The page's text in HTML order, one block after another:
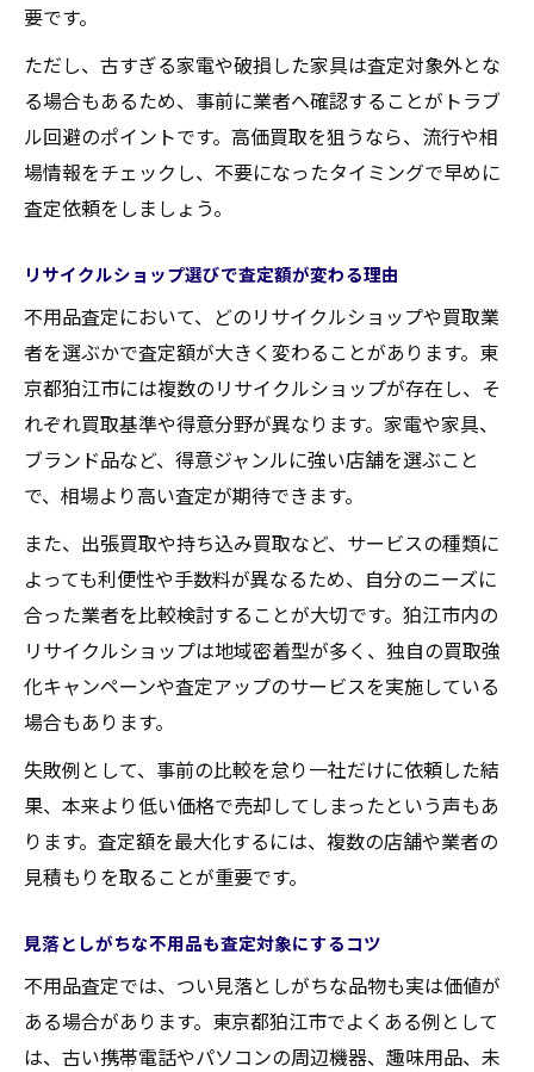
要です。
ただし、古すぎる家電や破損した家具は査定対象外とな
る場合もあるため、事前に業者へ確認することがトラブ
ル回避のポイントです。高価買取を狙うなら、流行や相
場情報をチェックし、不要になったタイミングで早めに
査定依頼をしましょう。
リサイクルショップ選びで査定額が変わる理由
不用品査定において、どのリサイクルショップや買取業
者を選ぶかで査定額が大きく変わることがあります。東
京都狛江市には複数のリサイクルショップが存在し、そ
れぞれ買取基準や得意分野が異なります。家電や家具、
ブランド品など、得意ジャンルに強い店舗を選ぶこと
で、相場より高い査定が期待できます。
また、出張買取や持ち込み買取など、サービスの種類に
よっても利便性や手数料が異なるため、自分のニーズに
合った業者を比較検討することが大切です。狛江市内の
リサイクルショップは地域密着型が多く、独自の買取強
化キャンペーンや査定アップのサービスを実施している
場合もあります。
失敗例として、事前の比較を怠り一社だけに依頼した結
果、本来より低い価格で売却してしまったという声もあ
ります。査定額を最大化するには、複数の店舗や業者の
見積もりを取ることが重要です。
見落としがちな不用品も査定対象にするコツ
不用品査定では、つい見落としがちな品物も実は価値が
ある場合があります。東京都狛江市でよくある例として
は、古い携帯電話やパソコンの周辺機器、趣味用品、未